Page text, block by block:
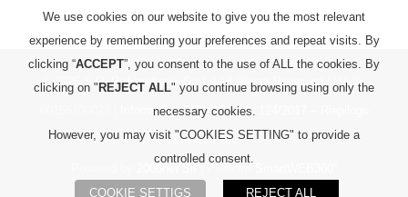
© 2026 S.R. Rubinetterie S.r.l. | All Rights Reserved | P.IVA:
Informativa PRIVACY|L. 124/2017 – Riepilogo
Sovvenzioni
We use cookies on our website to give you the most relevant
experience by remembering your preferences and repeat visits. By
clicking “ACCEPT”, you consent to the use of ALL the cookies. By
clicking on " REJECT ALL" you continue browsing using only the
necessary cookies.
However, you may visit "COOKIES SETTING" to provide a
controlled consent.
COOKIE SETTIGS REJECT ALL